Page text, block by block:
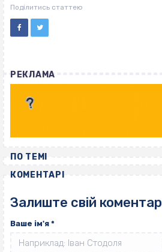
Поділитись статтею
РЕКЛАМА
ПО ТЕМІ
КОМЕНТАРІ
Залиште свій коментар
Ваше ім'я *